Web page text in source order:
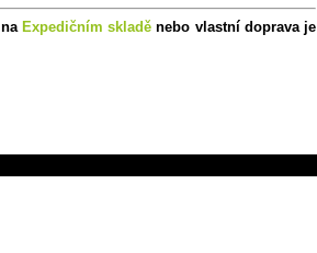
Expedičním skladě nebo vlastní doprava je